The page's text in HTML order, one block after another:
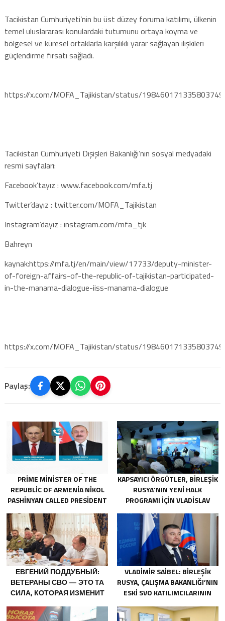
Tacikistan Cumhuriyeti’nin bu üst düzey foruma katılımı, ülkenin
temel uluslararası konulardaki tutumunu ortaya koyma ve
bölgesel ve küresel ortaklarla karşılıklı yarar sağlayan ilişkileri
güçlendirme fırsatı sağladı.
https://x.com/MOFA_Tajikistan/status/
Tacikistan Cumhuriyeti Dışişleri Bakanlığı’nın sosyal medyadaki
resmi sayfaları:
Facebook’tayız : www.facebook.com/mfa.tj​
Twitter’dayız : twitter.com/MOFA_Tajikistan​
Instagram’dayız : instagram.com/mfa_tjk​
Bahreyn
kaynak:https://mfa.tj/en/main/view/17733/deputy-minister-
of-foreign-affairs-of-the-republic-of-tajikistan-participated-
in-the-manama-dialogue-iiss-manama-dialogue
https://x.com/MOFA_Tajikistan/status/
Paylaş:
PRIME MINISTER OF THE
REPUBLIC OF ARMENIA NIKOL
PASHINYAN CALLED PRESIDENT
AZERBAIJAN ILHAM ALIYEV
KAPSAYICI ÖRGÜTLER, BIRLEŞIK
RUSYA’NIN YENI HALK
PROGRAMI IÇIN VLADISLAV
ЕВГЕНИЙ ПОДДУБНЫЙ:
ВЕТЕРАНЫ СВО — ЭТО ТА
СИЛА, КОТОРАЯ ИЗМЕНИТ
VLADIMIR SAIBEL: BIRLEŞIK
RUSYA, ÇALIŞMA BAKANLIĞI’NIN
ESKI SVO KATILIMCILARININ
SÜRECINI BASITLEŞTIRME